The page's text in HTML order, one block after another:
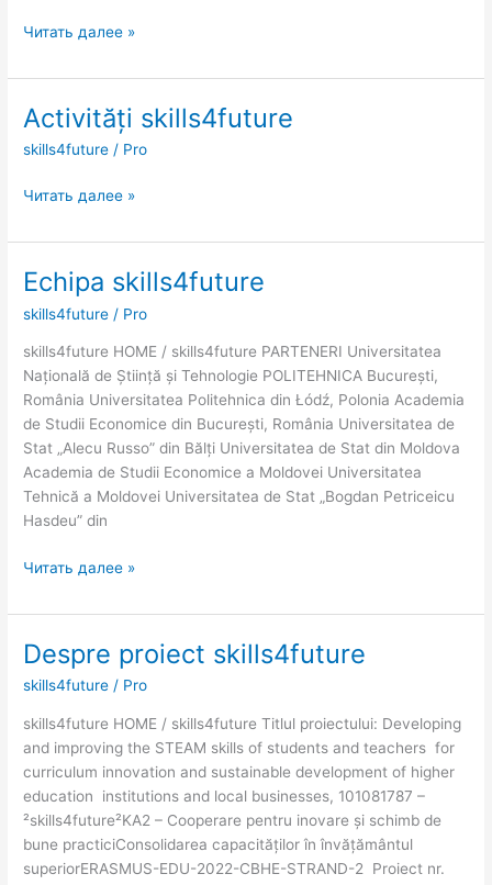
Читать далее »
Activități skills4future
skills4future / Pro
Activități
Читать далее »
Echipa skills4future
skills4future / Pro
skills4future HOME / skills4future PARTENERI Universitatea
Națională de Știință și Tehnologie POLITEHNICA București,
România Universitatea Politehnica din Łódź, Polonia Academia
de Studii Economice din București, România Universitatea de
Stat „Alecu Russo” din Bălți Universitatea de Stat din Moldova
Academia de Studii Economice a Moldovei Universitatea
Tehnică a Moldovei Universitatea de Stat „Bogdan Petriceicu
Hasdeu” din
Echipa
skills4future
Читать далее »
Despre proiect skills4future
skills4future / Pro
skills4future HOME / skills4future Titlul proiectului: Developing
and improving the STEAM skills of students and teachers for
curriculum innovation and sustainable development of higher
education institutions and local businesses, 101081787 –
²skills4future²KA2 – Cooperare pentru inovare și schimb de
bune practiciConsolidarea capacităților în învățământul
superiorERASMUS-EDU-2022-CBHE-STRAND-2 Proiect nr.
Despre
proiect
skills4future